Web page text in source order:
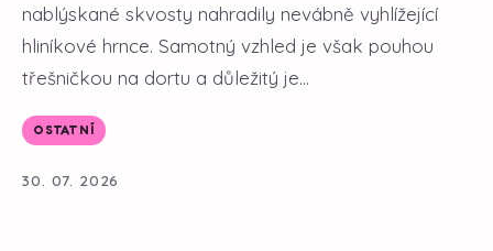
nablýskané skvosty nahradily nevábně vyhlížející
hliníkové hrnce. Samotný vzhled je však pouhou
třešničkou na dortu a důležitý je...
OSTATNÍ
30. 07. 2026